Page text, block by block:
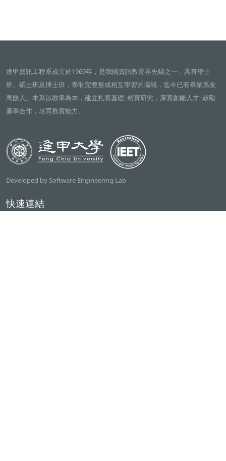
逢甲資訊工程系成立於1969年，是我國資訊教育界先驅之一，具有學士
班、碩士班及博士班，學制完整形成相互學習的場域，迄今已有畢業系友
萬餘人。本系以教學為本，建立扎實基礎; 精實研究，厚實創能人才; 鼓勵
產學合作，培育務實能力。
Developed by Software Engineering Lab
快速連結